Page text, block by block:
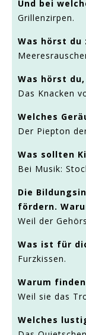
Und bei
Grillenzirpen.
Was hörst du
Was hörst
Das Knacken
Welches
Der Piepton
Was sollten
Bei Musik:
Die
fördern.
Weil der
Was ist für
Furzkissen.
Warum
Weil sie das
Welches